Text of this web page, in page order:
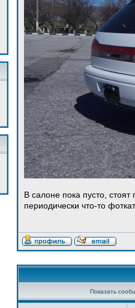
В салоне пока пусто,
периодически что-то
Показать